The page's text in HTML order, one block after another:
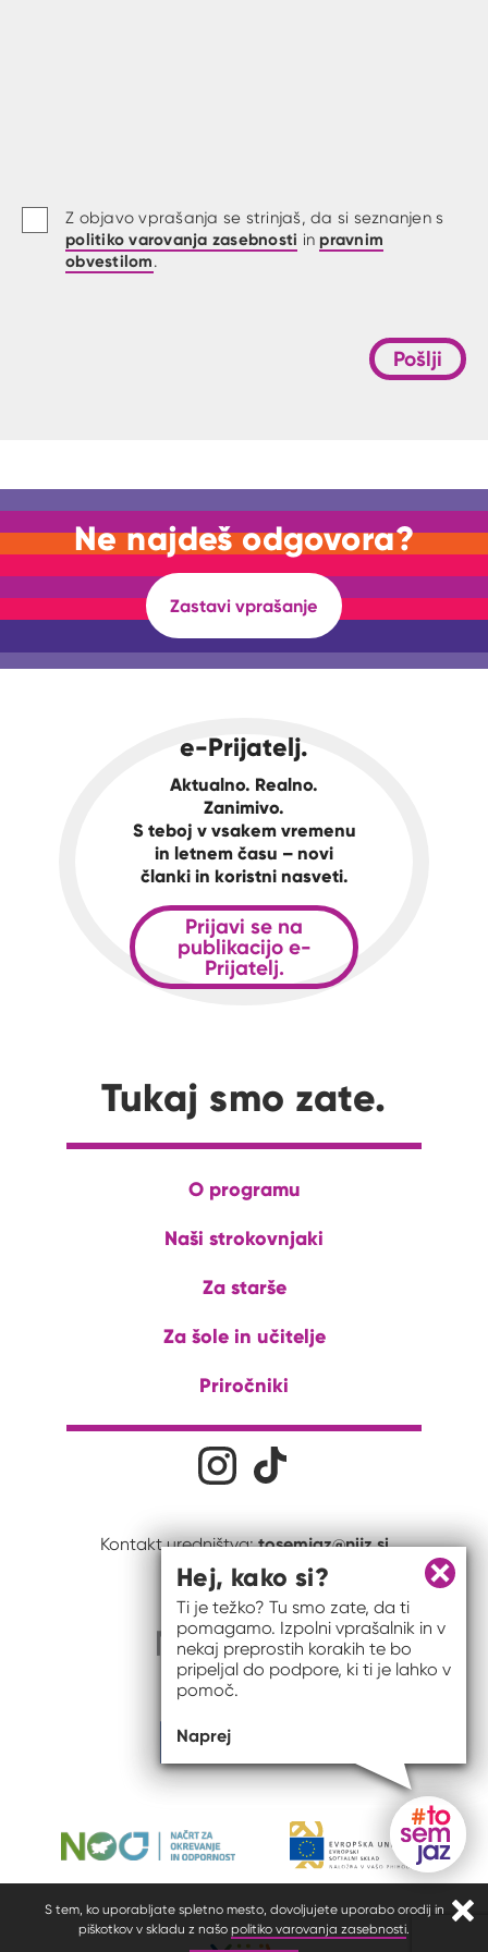
S tem, ko uporabljate spletno mesto, dovoljujete uporabo orodij in
piškotkov v skladu z našo politiko varovanja zasebnosti.
Z objavo vprašanja se strinjaš, da si seznanjen s
politiko varovanja zasebnosti in pravnim
obvestilom.
Pošlji
Ne najdeš odgovora?
Zastavi vprašanje
e-Prijatelj.
Aktualno. Realno.
Zanimivo.
S teboj v vsakem vremenu
in letnem času – novi
članki in koristni nasveti.
Prijavi se na
publikacijo e-
Prijatelj.
Tukaj smo zate.
O programu
Naši strokovnjaki
Za starše
Za šole in učitelje
Priročniki
Družabna omrežja
Kontakt uredništva:tosemjaz@nijz.si
Gumb
Zapri
Hej, kako si?
Ti je težko? Tu smo zate, da ti
pomagamo. Izpolni vprašalnik in v
nekaj preprostih korakih te bo
pripeljal do podpore, ki ti je lahko v
pomoč.
Naprej